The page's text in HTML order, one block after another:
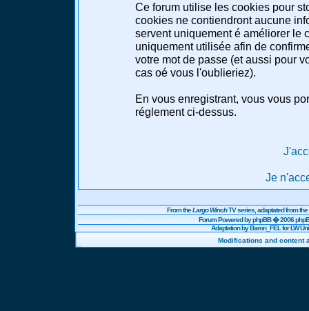
Ce forum utilise les cookies pour
cookies ne contiendront aucune
servent uniquement é améliorer le
uniquement utilisée afin de
votre mot de passe (et aussi pour
cas oé vous l'oublieriez).
En vous enregistrant, vous vous
réglement ci-dessus.
Je
From theLargo WinchTV series, adaptated from
Forum Powered byphpBB� 2006
Adaptation by Baron_FEL for LW
Modifications and content